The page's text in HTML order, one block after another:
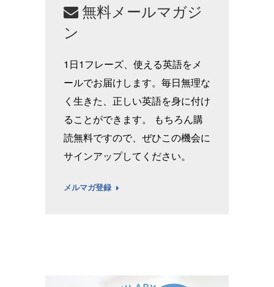
無料メールマガジ
ン
1日1フレーズ、使える英語をメ
ールでお届けします。毎日無理な
く生きた、正しい英語を身に付け
ることができます。 もちろん購
読無料ですので、ぜひこの機会に
サインアップしてください。
メルマガ登録